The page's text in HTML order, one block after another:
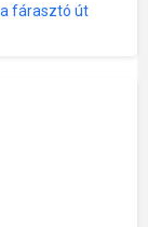
fárasztó út